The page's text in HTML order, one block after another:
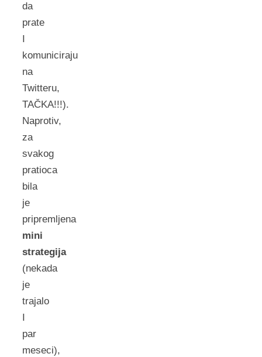
da
prate
I
komuniciraju
na
Twitteru,
TAČKA!!!).
Naprotiv,
za
svakog
pratioca
bila
je
pripremljena
mini
strategija
(nekada
je
trajalo
I
par
meseci),